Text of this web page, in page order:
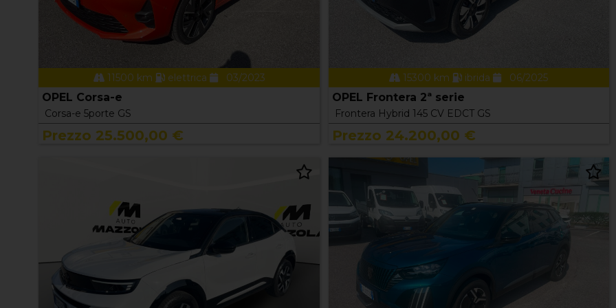
11500 km elettrica 03/2023
OPEL Corsa-e
Corsa-e 5porte GS
Prezzo 25.500,00 €
15300 km ibrida 06/2025
OPEL Frontera 2ª serie
Frontera Hybrid 145 CV EDCT GS
Prezzo 24.200,00 €